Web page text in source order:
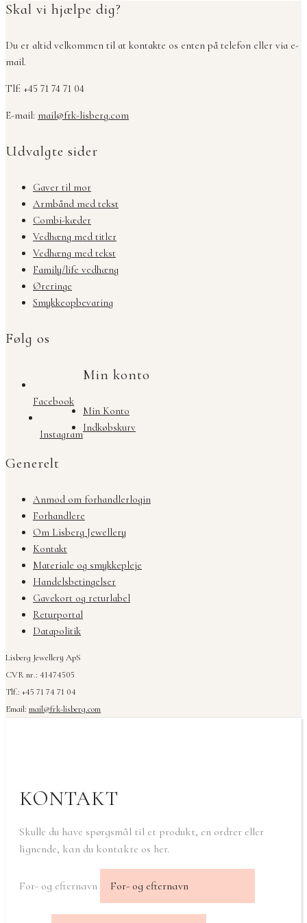
Skal vi hjælpe dig?
Du er altid velkommen til at kontakte os enten på telefon eller via e-
mail.
Tlf: +45 71 74 71 04
E-mail: mail@frk-lisberg.com
Udvalgte sider
Gaver til mor
Armbånd med tekst
Combi-kæder
Vedhæng med titler
Vedhæng med tekst
Family/life vedhæng
Øreringe
Smykkeopbevaring
Følg os
Facebook
Instagram
Min konto
Min Konto
Indkøbskurv
Generelt
Anmod om forhandlerlogin
Forhandlere
Om Lisberg Jewellery
Kontakt
Materiale og smykkepleje
Handelsbetingelser
Gavekort og returlabel
Returportal
Datapolitik
Lisberg Jewellery ApS
CVR nr.: 41474505
Tlf.: +45 71 74 71 04
Email: mail@frk-lisberg.com
KONTAKT
Skulle du have spørgsmål til et produkt, en ordrer eller
lignende, kan du kontakte os her.
For- og efternavn